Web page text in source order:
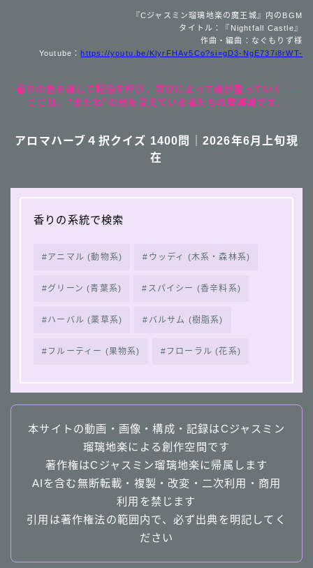
『Cジャスミン瑠璃地楽の魔王城』内のBGM
タイトル：『Nightfall Castle』
作曲・編曲：なぐもりず様
Youtube：https://youtu.be/KlyrFHAv5Co?si=gD3-NgE737i8rWT-
香りの色を通して記憶を呼び、学びによって魂が整っていく──
ここは、“またね”の光を覚えている者たちの魔導城です。
アロマハーブ４択クイズ 1400問｜2026年6月上旬現
在
香りの系統で検索
アニマル (動物系) ウッディ (木系・森林系)
グリーン (青葉系) スパイシー (香辛料系)
ハーバル (薬草系) バルサム (樹脂系)
フルーティー (果物系) フローラル (花系)
本サイトの動画・画像・構成・記録はCジャスミン
瑠璃地楽による創作空間です
著作権はCジャスミン瑠璃地楽に帰属します
AIを含む無断転載・複製・改変・二次利用・商用
利用を禁じます
引用は著作権法の範囲内で、必ず出典を明記してく
ださい